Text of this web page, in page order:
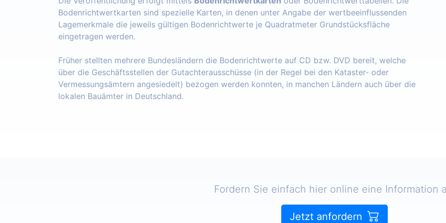
Bodenrichtwertkarten sind spezielle Karten, in denen unter Angabe der wertbeeinflussenden
Lagemerkmale die jeweils gültigen Bodenrichtwerte je Quadratmeter Grundstücksfläche
eingetragen werden.
Früher stellten mehrere Bundesländern die Bodenrichtwerte auf CD bzw. DVD bereit, welche
über die Geschäftsstellen der Gutachterausschüsse (in der Regel bei den Kataster- oder
Vermessungsämtern angesiedelt) bezogen werden konnten, in manchen Ländern auch über die
lokalen Bauämter in Deutschland.
Fordern Sie einfach hier online eine Information
Jetzt anfordern